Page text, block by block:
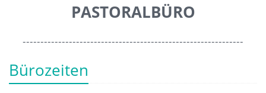
PASTORALBÜRO
--------------------------------------------------------------
Bürozeiten